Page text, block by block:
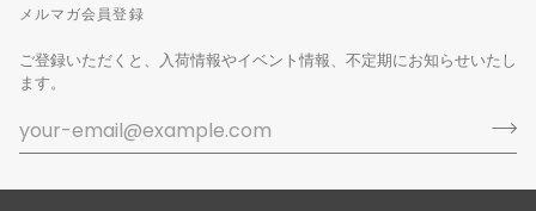
メルマガ会員登録
ご登録いただくと、入荷情報やイベント情報、不定期にお知らせいたし
ます。